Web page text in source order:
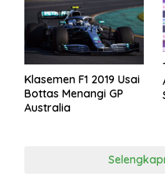
Klasemen F1 2019 Usai
Bottas Menangi GP
Australia